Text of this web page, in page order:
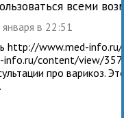
всеми
января в 22:51
http://www.med-
content/view/357
про варикоз.